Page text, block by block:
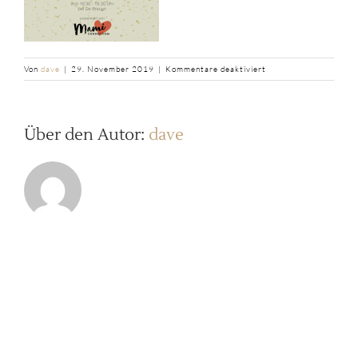
Von dave | 29. November 2019 | Kommentare deaktiviert
Über den Autor: dave